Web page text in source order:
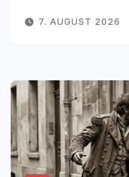
7. AUGUST 2026